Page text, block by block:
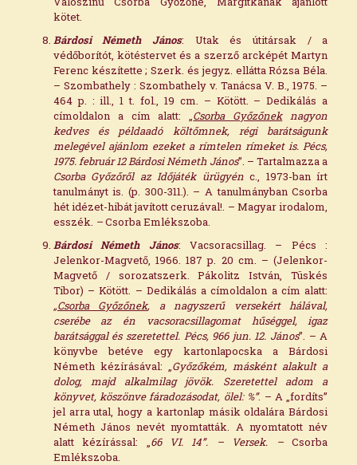
kötet.
Bárdosi Németh János: Utak és útitársak / a
védőborítót, kötéstervet és a szerző arcképét Martyn
Ferenc készítette ; Szerk. és jegyz. ellátta Rózsa Béla.
– Szombathely : Szombathely v. Tanácsa V. B., 1975. –
464 p. : ill., 1 t. fol., 19 cm. – Kötött. – Dedikálás a
címoldalon a cím alatt: „Csorba Győzőneknagyon
kedves és példaadó költőmnek, régi barátságunk
melegével ajánlom ezeket a rímtelen rímeket is. Pécs,
1975. február 12 Bárdosi Németh János”. – Tartalmazza a
Csorba Győzőről az Időjáték ürügyénc., 1973-ban írt
tanulmányt is. (p. 300-311.). – A tanulmányban Csorba
hét idézet-hibát javított ceruzával!. – Magyar irodalom,
esszék. –Csorba Emlékszoba.
Bárdosi Németh János: Vacsoracsillag. – Pécs :
Jelenkor-Magvető, 1966. 187 p. 20 cm. – (Jelenkor-
Magvető / sorozatszerk. Pákolitz István, Tüskés
Tibor) – Kötött. – Dedikálás a címoldalon a cím alatt:
„Csorba Győzőnek, a nagyszerű versekért hálával,
cserébe az én vacsoracsillagomat hűséggel, igaz
barátsággal és szeretettel. Pécs, 966 jun. 12. János”. – A
könyvbe betéve egy kartonlapocska a Bárdosi
Németh kézírásával: „Győzőkém, másként alakult a
dolog, majd alkalmilag jövök. Szeretettel adom a
könyvet, köszönve fáradozásodat, ölel: %”. – A „fordíts”
jel arra utal, hogy a kartonlap másik oldalára Bárdosi
Németh János nevét nyomtatták. A nyomtatott név
alatt kézírással: „66 VI. 14”. – Versek. –Csorba
Emlékszoba.